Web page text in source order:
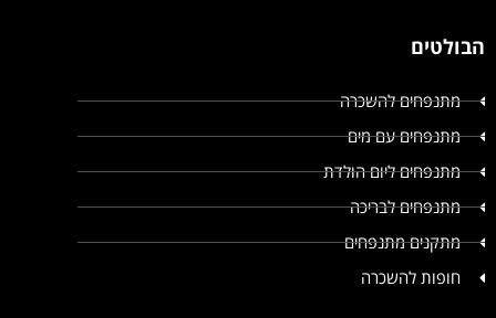
הבולטים
מתנפחים להשכרה
מתנפחים עם מים
מתנפחים ליום הולדת
מתנפחים לבריכה
מתקנים מתנפחים
חופות להשכרה